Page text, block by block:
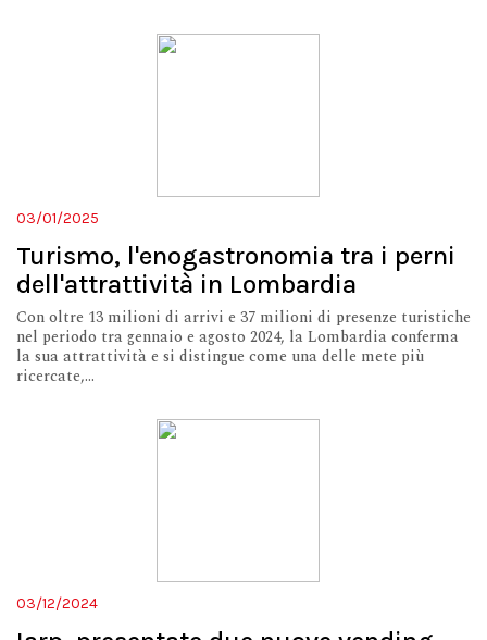
03/01/2025
Turismo, l'enogastronomia tra i perni
dell'attrattività in Lombardia
Con oltre 13 milioni di arrivi e 37 milioni di presenze turistiche
nel periodo tra gennaio e agosto 2024, la Lombardia conferma
la sua attrattività e si distingue come una delle mete più
ricercate,...
03/12/2024